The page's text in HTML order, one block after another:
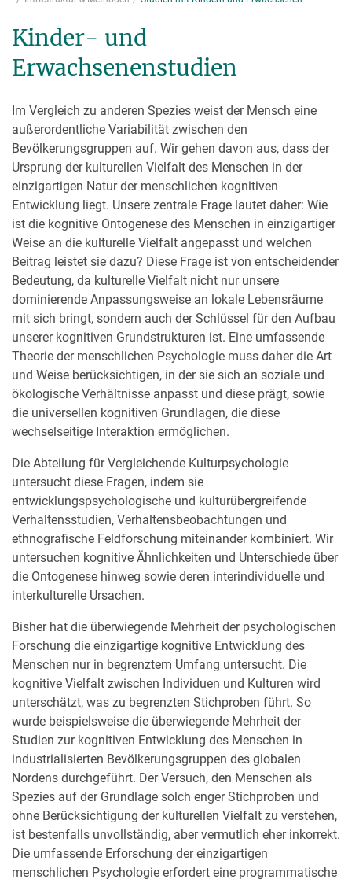
Kinder- und
Erwachsenenstudien
Im Vergleich zu anderen Spezies weist der Mensch eine
außerordentliche Variabilität zwischen den
Bevölkerungsgruppen auf. Wir gehen davon aus, dass der
Ursprung der kulturellen Vielfalt des Menschen in der
einzigartigen Natur der menschlichen kognitiven
Entwicklung liegt. Unsere zentrale Frage lautet daher: Wie
ist die kognitive Ontogenese des Menschen in einzigartiger
Weise an die kulturelle Vielfalt angepasst und welchen
Beitrag leistet sie dazu? Diese Frage ist von entscheidender
Bedeutung, da kulturelle Vielfalt nicht nur unsere
dominierende Anpassungsweise an lokale Lebensräume
mit sich bringt, sondern auch der Schlüssel für den Aufbau
unserer kognitiven Grundstrukturen ist. Eine umfassende
Theorie der menschlichen Psychologie muss daher die Art
und Weise berücksichtigen, in der sie sich an soziale und
ökologische Verhältnisse anpasst und diese prägt, sowie
die universellen kognitiven Grundlagen, die diese
wechselseitige Interaktion ermöglichen.
Die Abteilung für Vergleichende Kulturpsychologie
untersucht diese Fragen, indem sie
entwicklungspsychologische und kulturübergreifende
Verhaltensstudien, Verhaltensbeobachtungen und
ethnografische Feldforschung miteinander kombiniert. Wir
untersuchen kognitive Ähnlichkeiten und Unterschiede über
die Ontogenese hinweg sowie deren interindividuelle und
interkulturelle Ursachen.
Bisher hat die überwiegende Mehrheit der psychologischen
Forschung die einzigartige kognitive Entwicklung des
Menschen nur in begrenztem Umfang untersucht. Die
kognitive Vielfalt zwischen Individuen und Kulturen wird
unterschätzt, was zu begrenzten Stichproben führt. So
wurde beispielsweise die überwiegende Mehrheit der
Studien zur kognitiven Entwicklung des Menschen in
industrialisierten Bevölkerungsgruppen des globalen
Nordens durchgeführt. Der Versuch, den Menschen als
Spezies auf der Grundlage solch enger Stichproben und
ohne Berücksichtigung der kulturellen Vielfalt zu verstehen,
ist bestenfalls unvollständig, aber vermutlich eher inkorrekt.
Die umfassende Erforschung der einzigartigen
menschlichen Psychologie erfordert eine programmatische